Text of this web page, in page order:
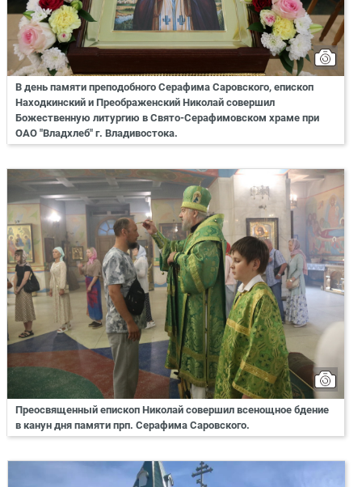
В день памяти преподобного Серафима Саровского, епископ
Находкинский и Преображенский Николай совершил
Божественную литургию в Свято-Серафимовском храме при
ОАО "Владхлеб" г. Владивостока.
Преосвященный епископ Николай совершил всенощное бдение
в канун дня памяти прп. Серафима Саровского.